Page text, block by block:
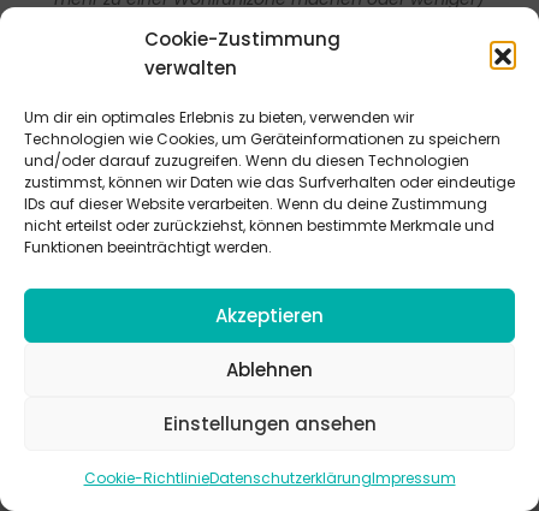
Cookie-Zustimmung
verwalten
Um dir ein optimales Erlebnis zu bieten, verwenden wir
Technologien wie Cookies, um Geräteinformationen zu speichern
und/oder darauf zuzugreifen. Wenn du diesen Technologien
zustimmst, können wir Daten wie das Surfverhalten oder eindeutige
IDs auf dieser Website verarbeiten. Wenn du deine Zustimmung
nicht erteilst oder zurückziehst, können bestimmte Merkmale und
Funktionen beeinträchtigt werden.
Akzeptieren
Ablehnen
Einstellungen ansehen
Cookie-RichtlinieDatenschutzerklärungImpressum
Stationenbeschreibung
Was brauchst du, um dich Zuhause so richtig
wohlzufühlen? Richte dir dafür hier ein Zuhause ein. Du
kannst von allen Gegenständen auf dem vorbereiteten
Tisch die auswählen und in das Zuhause räumen, die dir
helfen, dich wohlzufühlen.
An die Eltern: Hättet ihr geahnt, dass eure Kinder diese
Gegenstände für ihren Wohlfühlbereich wählen würden?
integrieren? An die Kinder: was brauchen denn eure Eltern,
ermöglichen?